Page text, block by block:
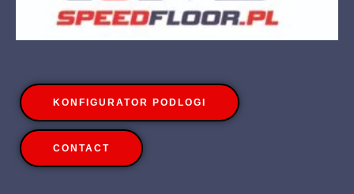
KONFIGURATOR PODLOGI
CONTACT